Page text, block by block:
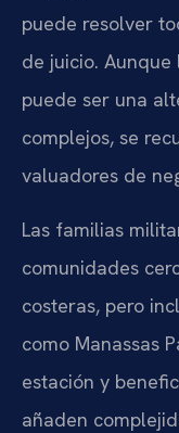
puede resolver
de juicio.
puede ser una
complejos, se
valuadores de
Las familias
comunidades
costeras, pero
como Manassas
estación y
añaden